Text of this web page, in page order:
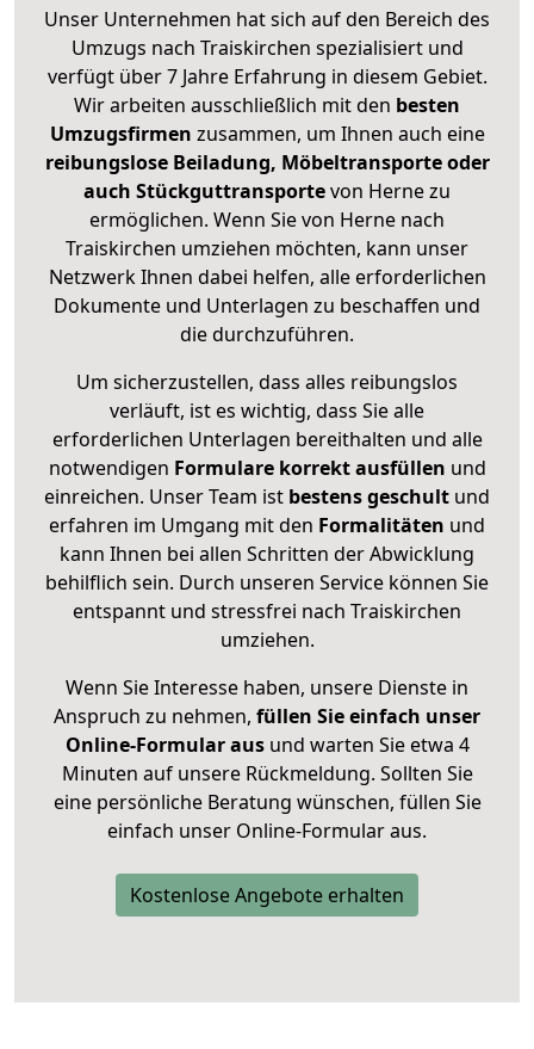
Unser Unternehmen hat sich auf den Bereich des
Umzugs nach Traiskirchen spezialisiert und
verfügt über 7 Jahre Erfahrung in diesem Gebiet.
Wir arbeiten ausschließlich mit den besten
Umzugsfirmen zusammen, um Ihnen auch eine
reibungslose Beiladung, Möbeltransporte oder
auch Stückguttransportevon Herne zu
ermöglichen. Wenn Sie von Herne nach
Traiskirchen umziehen möchten, kann unser
Netzwerk Ihnen dabei helfen, alle erforderlichen
Dokumente und Unterlagen zu beschaffen und
die durchzuführen.
Um sicherzustellen, dass alles reibungslos
verläuft, ist es wichtig, dass Sie alle
erforderlichen Unterlagen bereithalten und alle
notwendigen Formulare korrekt ausfüllen und
einreichen. Unser Team ist bestens geschult und
erfahren im Umgang mit den Formalitäten und
kann Ihnen bei allen Schritten der Abwicklung
behilflich sein. Durch unseren Service können Sie
entspannt und stressfrei nach Traiskirchen
umziehen.
Wenn Sie Interesse haben, unsere Dienste in
Anspruch zu nehmen, füllen Sie einfach unser
Online-Formular ausund warten Sie etwa 4
Minuten auf unsere Rückmeldung. Sollten Sie
eine persönliche Beratung wünschen, füllen Sie
einfach unser Online-Formular aus.
Kostenlose Angebote erhalten